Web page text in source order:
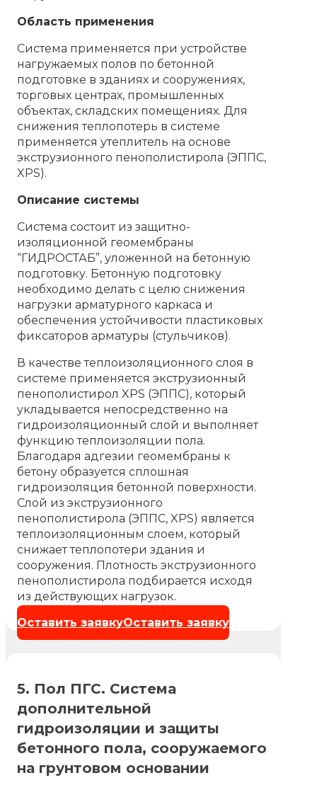
Область применения
Система применяется при устройстве
нагружаемых полов по бетонной
подготовке в зданиях и сооружениях,
торговых центрах, промышленных
объектах, складских помещениях. Для
снижения теплопотерь в системе
применяется утеплитель на основе
экструзионного пенополистирола (ЭППС,
XPS).
Описание системы
Система состоит из защитно-
изоляционной геомембраны
“ГИДРОСТАБ”, уложенной на бетонную
подготовку. Бетонную подготовку
необходимо делать с целю снижения
нагрузки арматурного каркаса и
обеспечения устойчивости пластиковых
фиксаторов арматуры (стульчиков).
В качестве теплоизоляционного слоя в
системе применяется экструзионный
пенополистирол XPS (ЭППС), который
укладывается непосредственно на
гидроизоляционный слой и выполняет
функцию теплоизоляции пола.
Благодаря адгезии геомембраны к
бетону образуется сплошная
гидроизоляция бетонной поверхности.
Слой из экструзионного
пенополистирола (ЭППС, XPS) является
теплоизоляционным слоем, который
снижает теплопотери здания и
сооружения. Плотность экструзионного
пенополистирола подбирается исходя
из действующих нагрузок.
Оставить заявкуОставить заявку
5. Пол ПГС. Система
дополнительной
гидроизоляции и защиты
бетонного пола, сооружаемого
на грунтовом основании